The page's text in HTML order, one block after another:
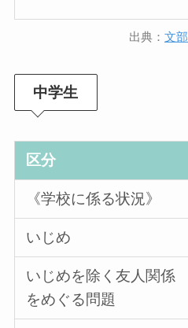
出典： 文
中学生
区分
《学校に係る状況》
いじめ
いじめを除く友人関係
をめぐる問題